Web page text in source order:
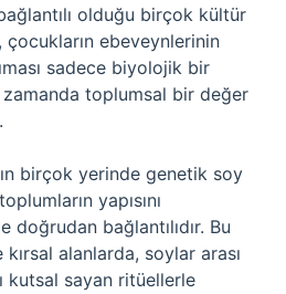
olduğu birçok kültür
çocukların ebeveynlerinin
sadece biyolojik bir
zamanda toplumsal bir değer
birçok yerinde genetik soy
yapısını
doğrudan bağlantılıdır. Bu
alanlarda, soylar arası
kutsal sayan ritüellerle